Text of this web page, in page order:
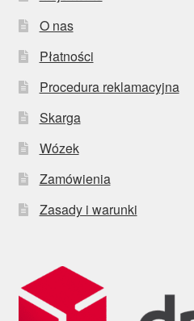
O nas
Płatności
Procedura reklamacyjna
Skarga
Wózek
Zamówienia
Zasady i warunki